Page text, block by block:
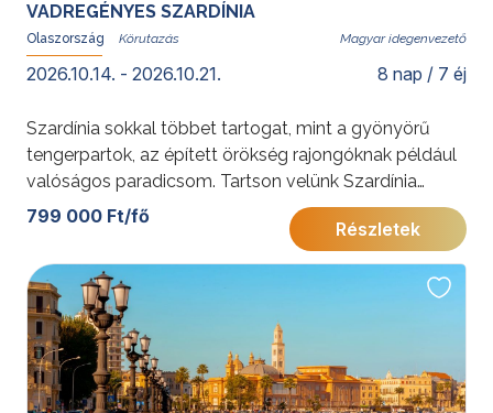
VADREGÉNYES SZARDÍNIA
Olaszország Magyar idegenvezető
2026.10.14. - 2026.10.21. 8 nap / 7 éj
Szardínia sokkal többet tartogat, mint a gyönyörű
tengerpartok, az épített örökség rajongóknak például
valóságos paradicsom. Tartson velünk Szardínia
legszebb részeire.
További érdekességekért Olaszországról kattintson
ide.
799 000 Ft/fő
Részletek